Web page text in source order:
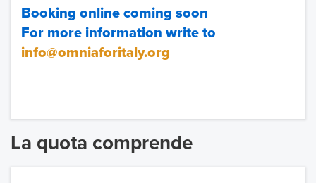
Booking online coming soon
For more information write to
info@omniaforitaly.org
La quota comprende